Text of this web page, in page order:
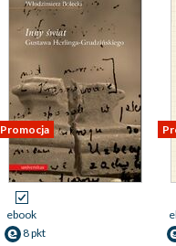
Promocja
ebook
8 pkt